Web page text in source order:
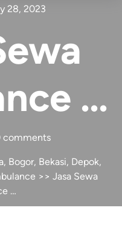
28, 2023
…
comments
Bogor, Bekasi, Depok,
>> Jasa Sewa
…